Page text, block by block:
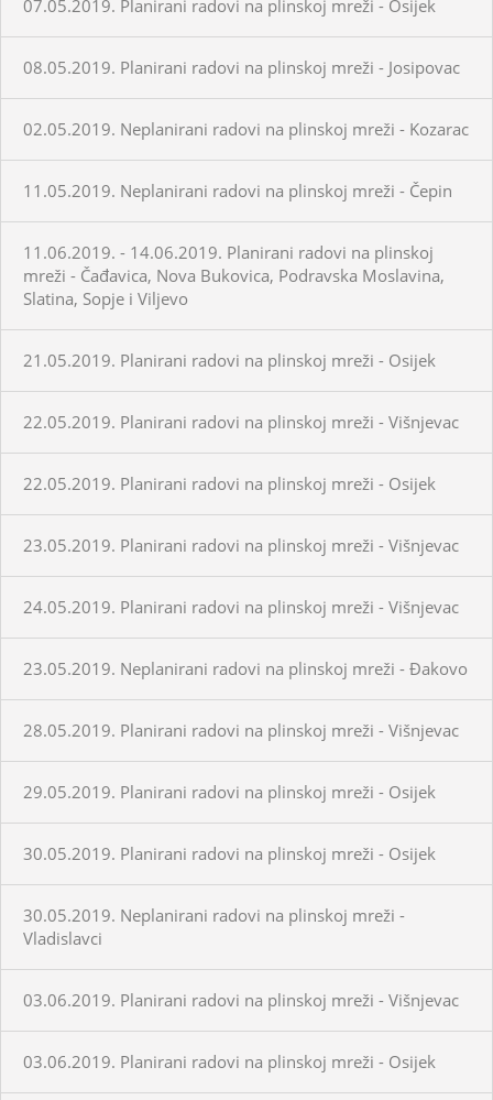
07.05.2019. Planirani radovi na plinskoj mreži - Osijek
08.05.2019. Planirani radovi na plinskoj mreži - Josipovac
02.05.2019. Neplanirani radovi na plinskoj mreži - Kozarac
11.05.2019. Neplanirani radovi na plinskoj mreži - Čepin
11.06.2019. - 14.06.2019. Planirani radovi na plinskoj
mreži - Čađavica, Nova Bukovica, Podravska Moslavina,
Slatina, Sopje i Viljevo
21.05.2019. Planirani radovi na plinskoj mreži - Osijek
22.05.2019. Planirani radovi na plinskoj mreži - Višnjevac
22.05.2019. Planirani radovi na plinskoj mreži - Osijek
23.05.2019. Planirani radovi na plinskoj mreži - Višnjevac
24.05.2019. Planirani radovi na plinskoj mreži - Višnjevac
23.05.2019. Neplanirani radovi na plinskoj mreži - Đakovo
28.05.2019. Planirani radovi na plinskoj mreži - Višnjevac
29.05.2019. Planirani radovi na plinskoj mreži - Osijek
30.05.2019. Planirani radovi na plinskoj mreži - Osijek
30.05.2019. Neplanirani radovi na plinskoj mreži -
Vladislavci
03.06.2019. Planirani radovi na plinskoj mreži - Višnjevac
03.06.2019. Planirani radovi na plinskoj mreži - Osijek